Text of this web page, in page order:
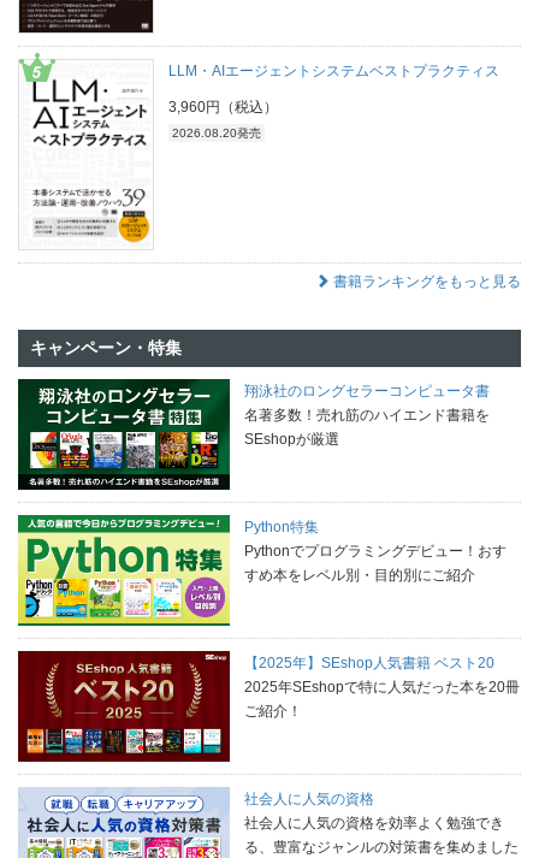
LLM・AIエージェントシステムベストプラクティス
3,960円（税込）
2026.08.20発売
書籍ランキングをもっと見る
キャンペーン・特集
翔泳社のロングセラーコンピュータ書
名著多数！売れ筋のハイエンド書籍を
SEshopが厳選
Python特集
Pythonでプログラミングデビュー！おす
すめ本をレベル別・目的別にご紹介
【2025年】SEshop人気書籍 ベスト20
2025年SEshopで特に人気だった本を20冊
ご紹介！
社会人に人気の資格
社会人に人気の資格を効率よく勉強でき
る、豊富なジャンルの対策書を集めました